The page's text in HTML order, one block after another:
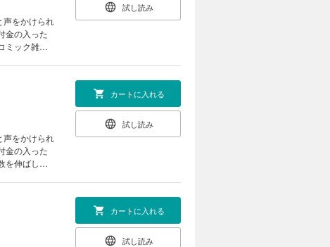
声をかけられ
金の入った
動 第31
試し読み
声をかけられ
金の入った
のSEXより
カートに入れる
試し読み
カートに入れる
試し読み